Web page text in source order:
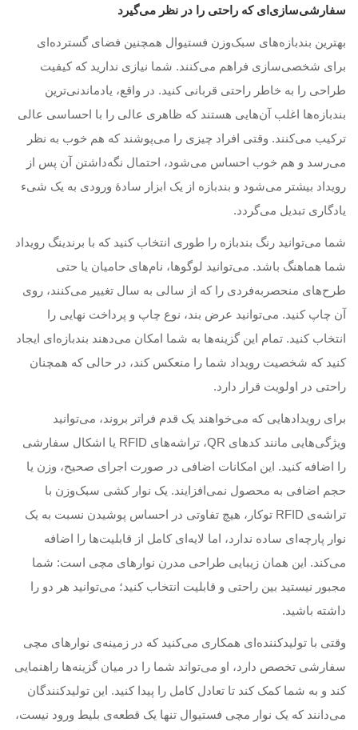
سفارشی‌سازی‌ای که راحتی را در نظر می‌گیرد
بهترین بندبازه‌های سبک‌وزن فستیوال همچنین فضای گسترده‌ای
برای شخصی‌سازی فراهم می‌کنند. شما نیازی ندارید که کیفیت
طراحی را به خاطر راحتی قربانی کنید. در واقع، یادماندنی‌ترین
بندبازه‌ها اغلب آن‌هایی هستند که ظاهری عالی را با احساسی عالی
ترکیب می‌کنند. وقتی افراد چیزی را می‌پوشند که هم خوب به نظر
می‌رسد و هم خوب احساس می‌شود، احتمال نگه‌داشتن آن پس از
رویداد بیشتر می‌شود و بندبازه از یک ابزار سادهٔ ورودی به یک شیء
یادگاری تبدیل می‌گردد.
شما می‌توانید رنگ بندبازه را طوری انتخاب کنید که با برندینگ رویداد
شما هماهنگ باشد. می‌توانید لوگوها، نام‌های حامیان یا حتی
طرح‌های منحصر‌به‌فردی را که از سالی به سال تغییر می‌کنند، روی
آن چاپ کنید. می‌توانید عرض بند، نوع چاپ و پرداخت نهایی را
انتخاب کنید. تمام این گزینه‌ها به شما امکان می‌دهند بندبازه‌ای ایجاد
کنید که شخصیت رویداد شما را منعکس کند، در حالی که همچنان
راحتی در اولویت قرار دارد.
برای رویدادهایی که می‌خواهند یک قدم فراتر بروند، می‌توانید
ویژگی‌هایی مانند کدهای QR، تراشه‌های RFID یا اشکال سفارشی
را اضافه کنید. این امکانات اضافی در صورت اجرای صحیح، وزن یا
حجم اضافی به محصول نمی‌افزایند. یک نوار کشی سبک‌وزن با
تراشه‌ی RFID توکار، هیچ تفاوتی در احساس پوشیدن نسبت به یک
نوار پارچه‌ای ساده ندارد، اما لایه‌ای کامل از قابلیت‌ها را اضافه
می‌کند. این همان زیبایی طراحی مدرن نوارهای مچی است: شما
مجبور نیستید بین راحتی و قابلیت انتخاب کنید؛ می‌توانید هر دو را
داشته باشید.
وقتی با تولیدکننده‌ای همکاری می‌کنید که در زمینه‌ی نوارهای مچی
سفارشی تخصص دارد، او می‌تواند شما را در میان گزینه‌ها راهنمایی
کند و به شما کمک کند تا تعادل کامل را پیدا کنید. این تولیدکنندگان
می‌دانند که یک نوار مچی فستیوال تنها یک قطعه‌ی بلیط ورود نیست،